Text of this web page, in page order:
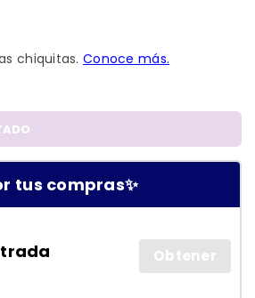
tus compras✨
Obtener